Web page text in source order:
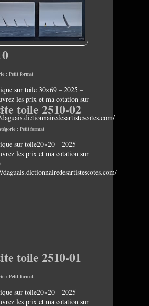
: Petit format
sur toile 30×69 – 2025 –
les prix et ma cotation sur
:
toile 2510-02
: Petit format
sur toile20×20 – 2025 –
les prix et ma cotation sur
daguais.dictionnairedesartistescotes.com/
toile 2510-01
: Petit format
sur toile20×20 – 2025 –
les prix et ma cotation sur